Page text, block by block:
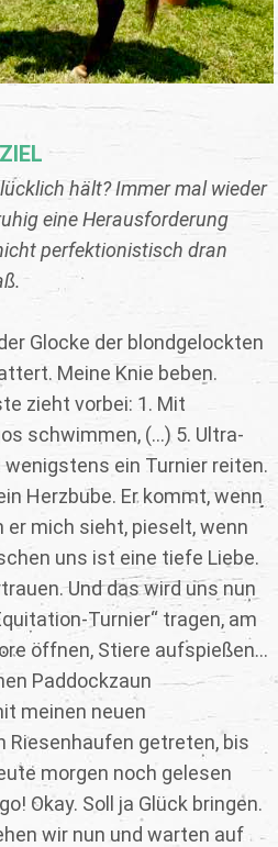
hält? Immer mal wieder
eine Herausforderung
perfektionistisch dran
Glocke der blondgelockten
Meine Knie beben.
zieht vorbei: 1. Mit
schwimmen, (...) 5. Ultra-
ein Turnier reiten.
Herzbube. Er kommt, wenn
mich sieht, pieselt, wenn
uns ist eine tiefe Liebe.
Und das wird uns nun
Turnier“ tragen, am
öffnen, Stiere aufspießen...
Paddockzaun
meinen neuen
Riesenhaufen getreten, bis
morgen noch gelesen
Okay. Soll ja Glück bringen.
wir nun und warten auf